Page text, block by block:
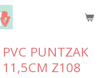
PVC PUNTZAK
11,5CM Z108